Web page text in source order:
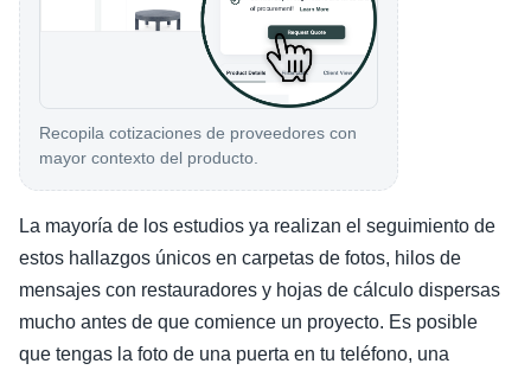
Recopila cotizaciones de proveedores con
mayor contexto del producto.
La mayoría de los estudios ya realizan el seguimiento de
estos hallazgos únicos en carpetas de fotos, hilos de
mensajes con restauradores y hojas de cálculo dispersas
mucho antes de que comience un proyecto. Es posible
que tengas la foto de una puerta en tu teléfono, una